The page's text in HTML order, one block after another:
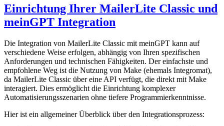
Einrichtung Ihrer MailerLite Classic und
meinGPT Integration
Die Integration von MailerLite Classic mit meinGPT kann auf
verschiedene Weise erfolgen, abhängig von Ihren spezifischen
Anforderungen und technischen Fähigkeiten. Der einfachste und
empfohlene Weg ist die Nutzung von Make (ehemals Integromat),
da MailerLite Classic über eine API verfügt, die direkt mit Make
interagiert. Dies ermöglicht die Einrichtung komplexer
Automatisierungsszenarien ohne tiefere Programmierkenntnisse.
Hier ist ein allgemeiner Überblick über den Integrationsprozess: